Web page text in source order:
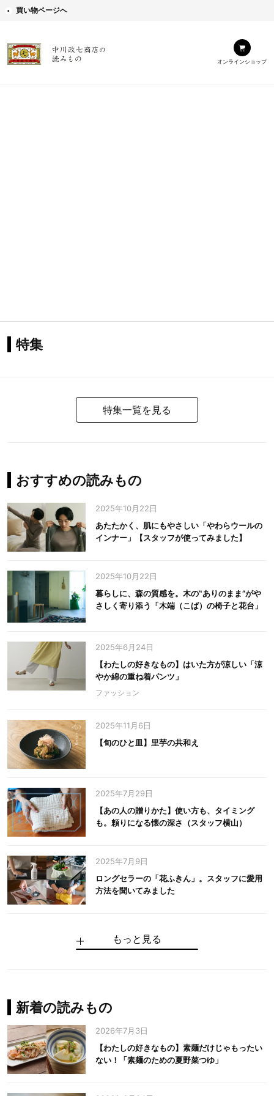
買い物ページへ
オンラインショップ
特集
特集一覧を見る
おすすめの読みもの
2025年10月22日
あたたかく、肌にもやさしい「やわらウールの
インナー」【スタッフが使ってみました】
2025年10月22日
暮らしに、森の質感を。木の‟ありのまま”がや
さしく寄り添う「木端（こば）の椅子と花台」
2025年6月24日
【わたしの好きなもの】はいた方が涼しい「涼
やか綿の重ね着パンツ」
ファッション
2025年11月6日
【旬のひと皿】里芋の共和え
2025年7月29日
【あの人の贈りかた】使い方も、タイミング
も。頼りになる懐の深さ（スタッフ横山）
2025年7月9日
ロングセラーの「花ふきん」。スタッフに愛用
方法を聞いてみました
手仕事だからできる“いいもの”を作り続ける。
麻の老舗が届けたい、麻の魅力をのせた衣「中
中川政七商店の謎を解く、6つの問いと1つの答
100年先の日本に工芸があるように。中川政七
中川政七商店スタッフが綴る「今日も、土鍋ま
【わたしの好きなもの】素麺だけじゃもったい
もっと見る
新着の読みもの
2026年7月3日
【わたしの好きなもの】素麺だけじゃもったい
ない！「素麺のための夏野菜つゆ」